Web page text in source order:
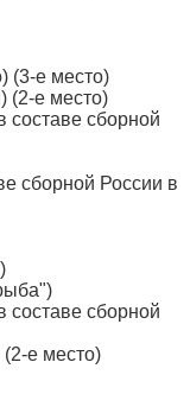
(3-е место)
(2-е место)
составе сборной
сборной России в
составе сборной
е место)